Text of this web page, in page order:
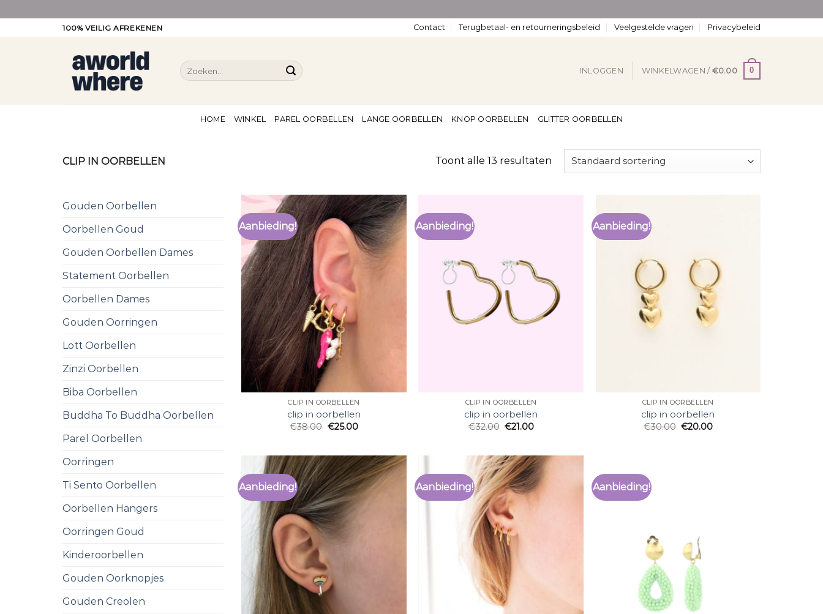
100% VEILIG AFREKENEN Contact Terugbetaal- en retourneringsbeleid Veelgestelde vragen Privacybeleid
Zoeken
naar:
INLOGGEN WINKELWAGEN / €0.00 0
HOME WINKEL PAREL OORBELLEN LANGE OORBELLEN KNOP OORBELLEN GLITTER OORBELLEN
CLIP IN OORBELLEN Toont alle 13 resultaten
Gouden Oorbellen
Oorbellen Goud
Gouden Oorbellen Dames
Statement Oorbellen
Oorbellen Dames
Gouden Oorringen
Lott Oorbellen
Zinzi Oorbellen
Biba Oorbellen
Buddha To Buddha Oorbellen
Parel Oorbellen
Oorringen
Ti Sento Oorbellen
Oorbellen Hangers
Oorringen Goud
Kinderoorbellen
Gouden Oorknopjes
Gouden Creolen
Aanbieding!
CLIP IN OORBELLEN
clip in oorbellen
€38.00 €25.00
Aanbieding!
CLIP IN OORBELLEN
clip in oorbellen
€32.00 €21.00
Aanbieding!
CLIP IN OORBELLEN
clip in oorbellen
€30.00 €20.00
Aanbieding! Aanbieding! Aanbieding!